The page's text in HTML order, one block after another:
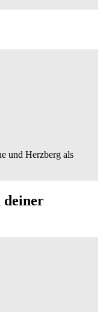
und Herzberg als
deiner